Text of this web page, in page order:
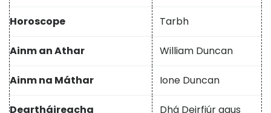
Horoscope Tarbh
Ainm an Athar William Duncan
Ainm na Máthar Ione Duncan
Deartháireacha
Dhá Deirfiúr agus